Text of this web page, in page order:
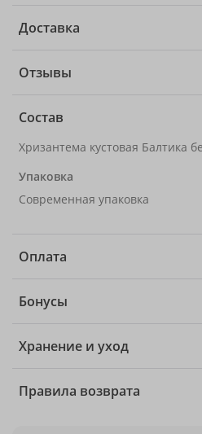
Доставка
Отзывы
Состав
Хризантема кустовая Балтика
Упаковка
Современная упаковка
Оплата
Бонусы
Хранение и уход
Правила возврата